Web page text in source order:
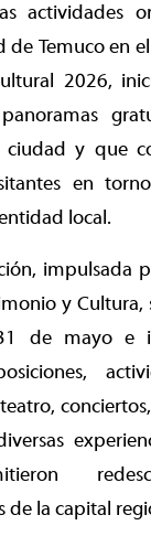
actividades
de Temuco en
2026,
y que
en
local.
impulsada
y Cultura,
de mayo e
de la capital